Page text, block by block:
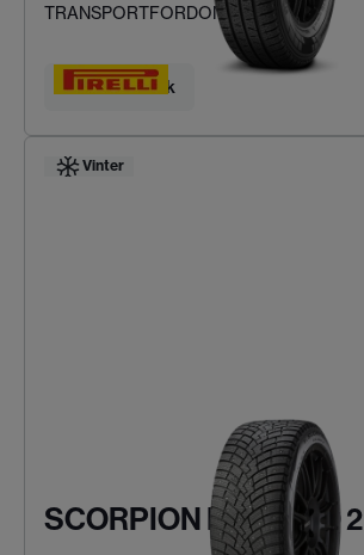
TRANSPORTFORDON
Hitta ditt däck
Vinter
SCORPION ICE ZERO 2